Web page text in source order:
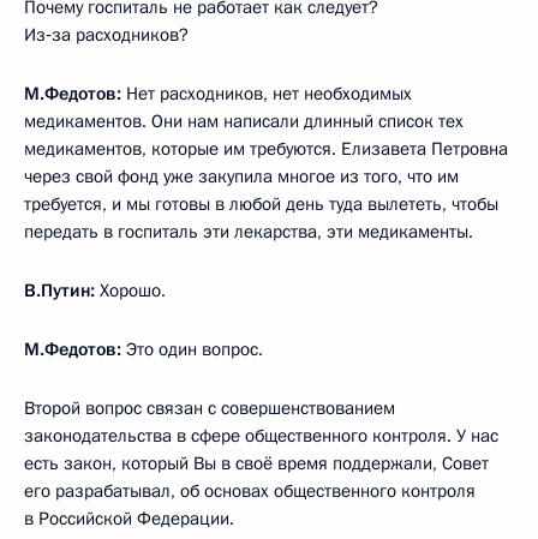
Почему госпиталь не работает как следует?
Из‑за расходников?
М.Федотов: Нет расходников, нет необходимых
медикаментов. Они нам написали длинный список тех
медикаментов, которые им требуются. Елизавета Петровна
через свой фонд уже закупила многое из того, что им
требуется, и мы готовы в любой день туда вылететь, чтобы
передать в госпиталь эти лекарства, эти медикаменты.
В.Путин: Хорошо.
М.Федотов: Это один вопрос.
Второй вопрос связан с совершенствованием
законодательства в сфере общественного контроля. У нас
есть закон, который Вы в своё время поддержали, Совет
его разрабатывал, об основах общественного контроля
в Российской Федерации.